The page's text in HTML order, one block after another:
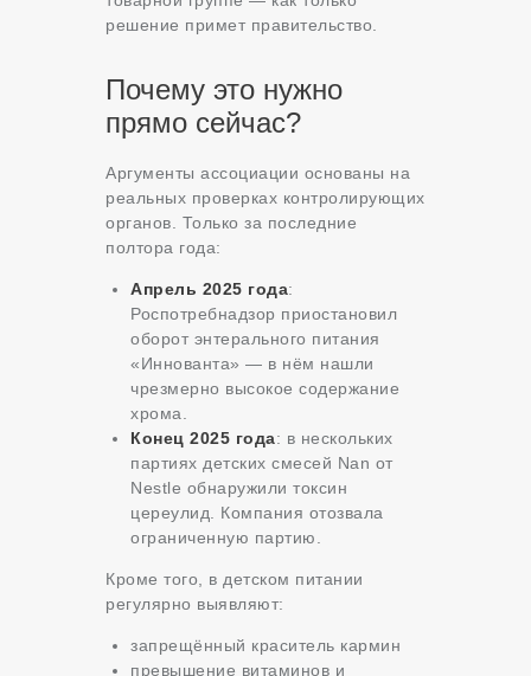
решение примет правительство.
Почему это нужно
прямо сейчас?
Аргументы ассоциации основаны на
реальных проверках контролирующих
органов. Только за последние
полтора года:
Апрель 2025 года:
Роспотребнадзор приостановил
оборот энтерального питания
«Иннованта» — в нём нашли
чрезмерно высокое содержание
хрома.
Конец 2025 года: в нескольких
партиях детских смесей Nan от
Nestle обнаружили токсин
цереулид. Компания отозвала
ограниченную партию.
Кроме того, в детском питании
регулярно выявляют:
запрещённый краситель кармин
превышение витаминов и